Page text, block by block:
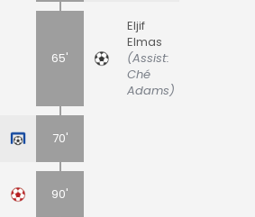
65'
Eljif
Elmas
(Assist:
Ché
Adams)
70'
90'